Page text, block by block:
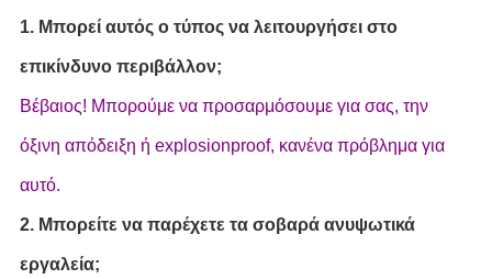
1. Μπορεί αυτός ο τύπος να λειτουργήσει στο
επικίνδυνο περιβάλλον;
Βέβαιος! Μπορούμε να προσαρμόσουμε για σας, την
όξινη απόδειξη ή explosionproof, κανένα πρόβλημα για
αυτό.
2. Μπορείτε να παρέχετε τα σοβαρά ανυψωτικά
εργαλεία;